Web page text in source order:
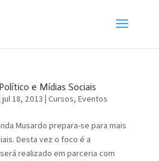
e Mídias Sociais
jul 18, 2013 | Cursos, Eventos
Musardo prepara-se para mais
Desta vez o foco é a
realizado em parceria com